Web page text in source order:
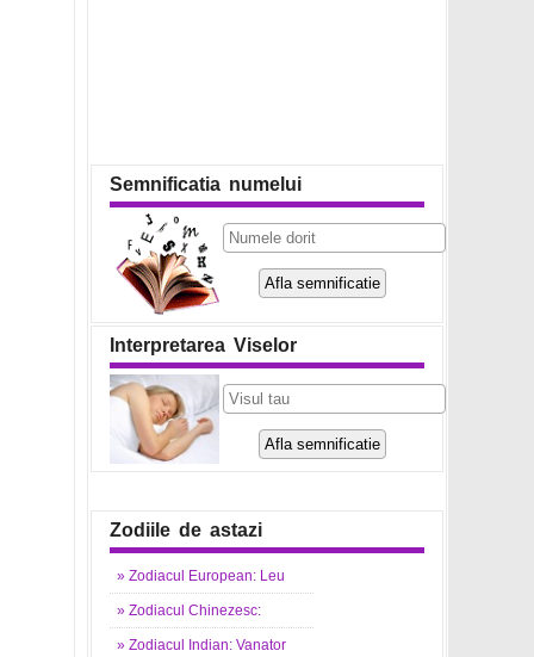
Semnificatia numelui
Interpretarea Viselor
Zodiile de astazi
» Zodiacul European: Leu
» Zodiacul Chinezesc:
» Zodiacul Indian: Vanator